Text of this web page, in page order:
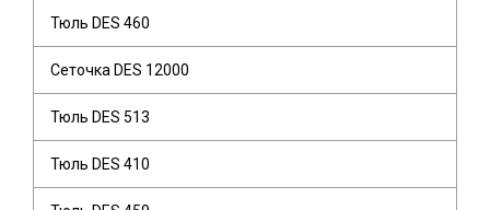
Тюль DES 460
Сеточка DES 12000
Тюль DES 513
Тюль DES 410